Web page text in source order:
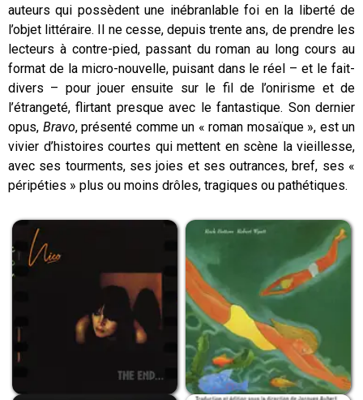
auteurs qui possèdent une inébranlable foi en la liberté de
l’objet littéraire. Il ne cesse, depuis trente ans, de prendre les
lecteurs à contre-pied, passant du roman au long cours au
format de la micro-nouvelle, puisant dans le réel – et le fait-
divers – pour jouer ensuite sur le fil de l’onirisme et de
l’étrangeté, flirtant presque avec le fantastique. Son dernier
opus, Bravo, présenté comme un « roman mosaïque », est un
vivier d’histoires courtes qui mettent en scène la vieillesse,
avec ses tourments, ses joies et ses outrances, bref, ses «
péripéties » plus ou moins drôles, tragiques ou pathétiques.